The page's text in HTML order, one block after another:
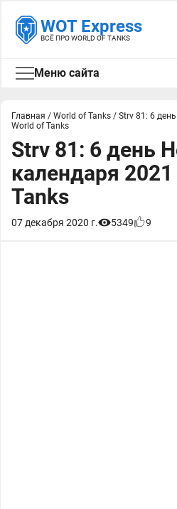
WOT Express
ВСЁ ПРО WORLD OF TANKS
Меню сайта
Главная / World of Tanks / Strv 81: 6
World of Tanks
Strv 81: 6 день
календаря
Tanks
07 декабря 2020 г. 5349 9